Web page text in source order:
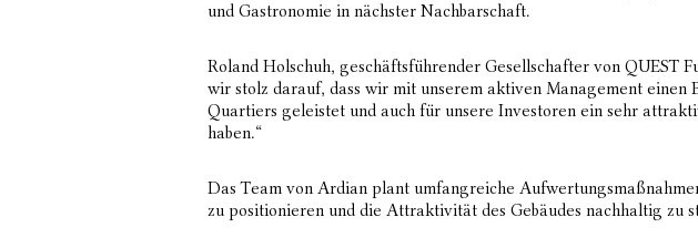
und Gastronomie in nächster Nachbarschaft.
Roland Holschuh, geschäftsführender Gesellschafter von QUEST
wir stolz darauf, dass wir mit unserem aktiven Management
Quartiers geleistet und auch für unsere Investoren ein sehr
haben.“
Das Team von Ardian plant umfangreiche
zu positionieren und die Attraktivität des Gebäudes nachhaltig zu